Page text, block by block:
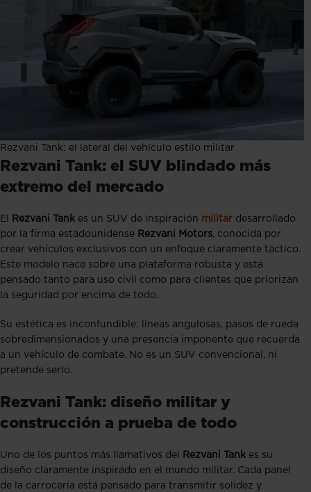
Rezvani Tank: el lateral del vehículo estilo militar
Rezvani Tank: el SUV blindado más
extremo del mercado
El Rezvani Tank es un SUV de inspiración militar desarrollado
por la firma estadounidense Rezvani Motors, conocida por
crear vehículos exclusivos con un enfoque claramente táctico.
Este modelo nace sobre una plataforma robusta y está
pensado tanto para uso civil como para clientes que priorizan
la seguridad por encima de todo.
Su estética es inconfundible: líneas angulosas, pasos de rueda
sobredimensionados y una presencia imponente que recuerda
a un vehículo de combate. No es un SUV convencional, ni
pretende serlo.
Rezvani Tank: diseño militar y
construcción a prueba de todo
Uno de los puntos más llamativos del Rezvani Tank es su
diseño claramente inspirado en el mundo militar. Cada panel
de la carrocería está pensado para transmitir solidez y